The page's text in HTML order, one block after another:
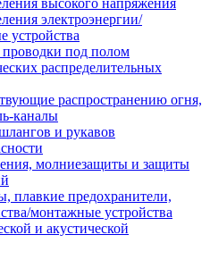
высокого напряжения
электроэнергии/
устройства
под полом
распределительных
распространению огня,
каналы
и рукавов
молниезащиты и защиты
плавкие предохранители,
монтажные устройства
и акустической